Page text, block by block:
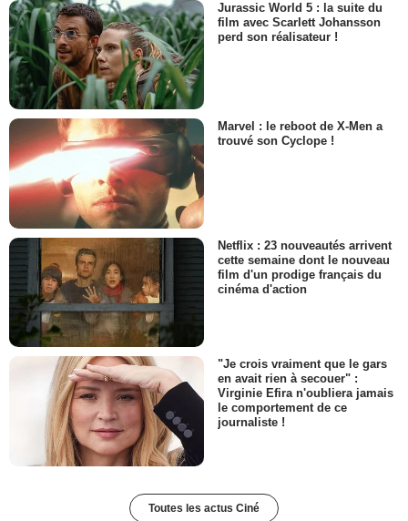
Jurassic World 5 : la suite du
film avec Scarlett Johansson
perd son réalisateur !
Marvel : le reboot de X-Men a
trouvé son Cyclope !
Netflix : 23 nouveautés arrivent
cette semaine dont le nouveau
film d'un prodige français du
cinéma d'action
"Je crois vraiment que le gars
en avait rien à secouer" :
Virginie Efira n'oubliera jamais
le comportement de ce
journaliste !
Toutes les actus Ciné